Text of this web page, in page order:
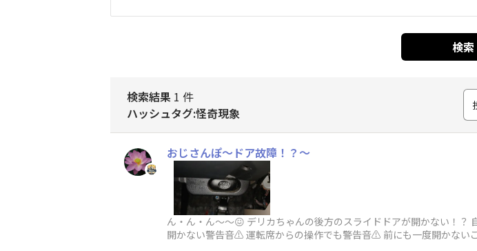
検索
検索結果 1 件
ハッシュタグ:怪奇現象
おじさんぽ〜ドア故障！？〜
ん・ん・ん～～😖 デリカちゃんの後方のスライドドアが開かない！
開かない警告音⚠️ 運転席からの操作でも警告音⚠️ 前にも一度開かない